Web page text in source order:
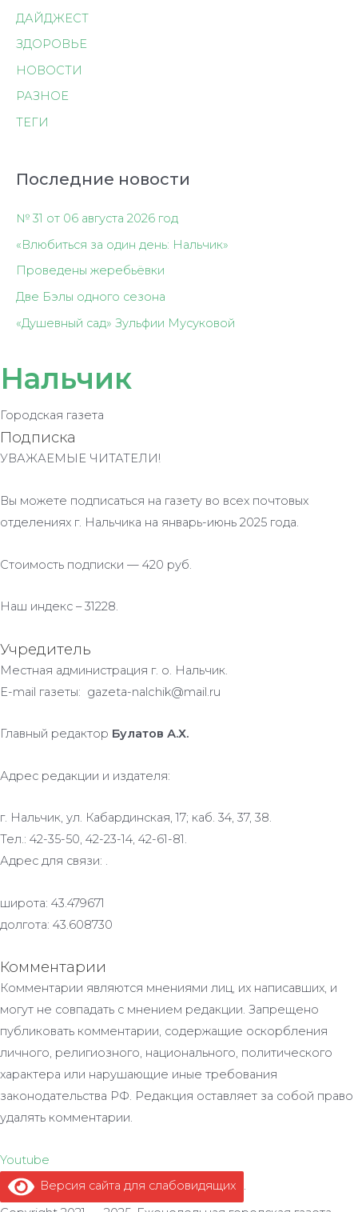
ДАЙДЖЕСТ
ЗДОРОВЬЕ
НОВОСТИ
РАЗНОЕ
ТЕГИ
Последние новости
№ 31 от 06 августа 2026 год
«Влюбиться за один день: Нальчик»
Проведены жеребьёвки
Две Бэлы одного сезона
«Душевный сад» Зульфии Мусуковой
Нальчик
Городская газета
Подписка
УВАЖАЕМЫЕ ЧИТАТЕЛИ!
Вы можете подписаться на газету во всех почтовых
отделениях г. Нальчика на январь-июнь 2025 года.
Стоимость подписки — 420 руб.
Наш индекс – 31228.
Учредитель
Местная администрация г. о. Нальчик.
E-mail газеты: gazeta-nalchik@mail.ru
Главный редактор Булатов А.Х.
Адрес редакции и издателя:
г. Нальчик, ул. Кабардинская, 17; каб. 34, 37, 38.
Тел.: 42-35-50, 42-23-14, 42-61-81.
Адрес для связи: .
широта: 43.479671
долгота: 43.608730
Комментарии
Комментарии являются мнениями лиц, их написавших, и
могут не совпадать с мнением редакции. Запрещено
публиковать комментарии, содержащие оскорбления
личного, религиозного, национального, политического
характера или нарушающие иные требования
законодательства РФ. Редакция оставляет за собой право
удалять комментарии.
Youtube
Версия сайта для слабовидящих
.